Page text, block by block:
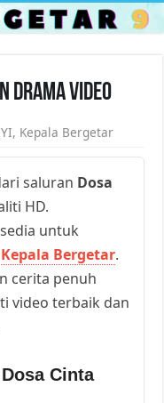
Drama Video
, Kepala Bergetar
saluran Dosa
HD.
untuk
Kepala Bergetar.
cerita penuh
video terbaik dan
Cinta